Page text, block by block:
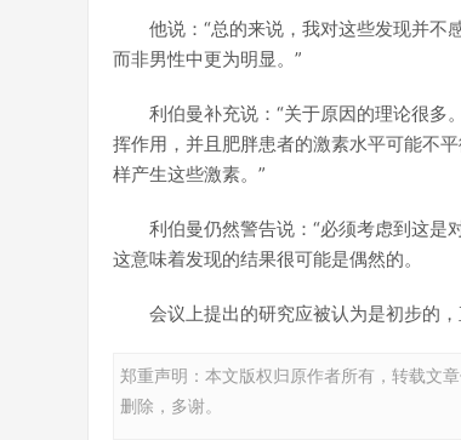
他说：“总的来说，我对这些发现并不
而非男性中更为明显。”
利伯曼补充说：“关于原因的理论很多
挥作用，并且肥胖患者的激素水平可能不
样产生这些激素。”
利伯曼仍然警告说：“必须考虑到这是
这意味着发现的结果很可能是偶然的。
会议上提出的研究应被认为是初步的
郑重声明：本文版权归原作者所有，转载文
删除，多谢。